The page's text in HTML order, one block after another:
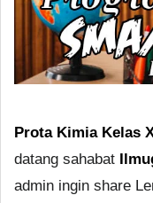
Prota Kimia Kelas
datang sahabat
admin ingin share